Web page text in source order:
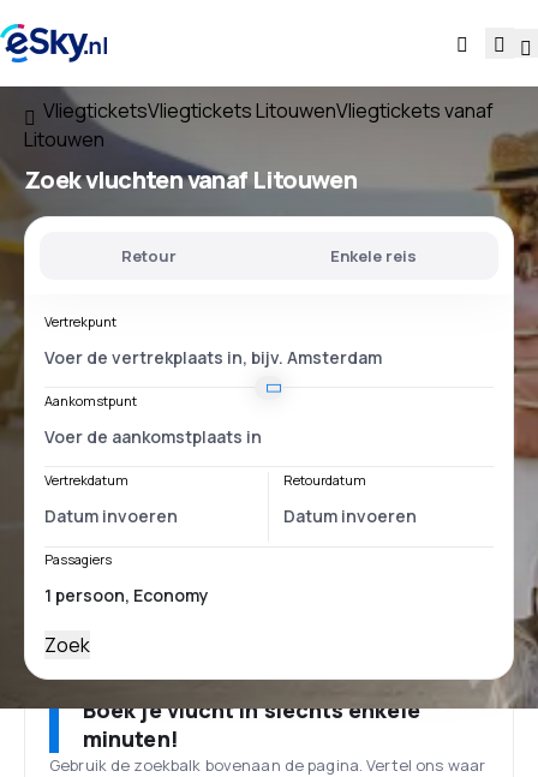
VliegticketsVliegtickets LitouwenVliegtickets vanaf
Litouwen
Zoek vluchtenvanaf Litouwen
Retour Enkele reis
Vertrekpunt
Aankomstpunt
Vertrekdatum Retourdatum
Passagiers
Zoek
Boek je vlucht in slechts enkele
minuten!
Gebruik de zoekbalk bovenaan de pagina. Vertel ons waar